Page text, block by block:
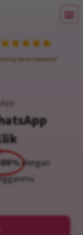
terus-menerus"
dengan